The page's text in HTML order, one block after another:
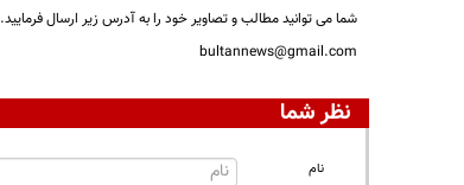
شما می توانید مطالب و تصاویر خود را به آدرس زیر ارسال فرمایید.
bultannews@gmail.com
نظر شما
نام